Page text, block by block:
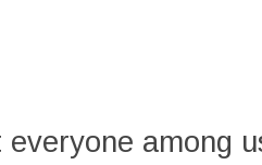
among